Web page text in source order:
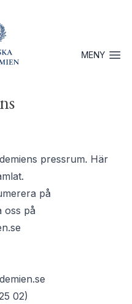
MENYÖppna
pressrum. Här
på
oss på
02)